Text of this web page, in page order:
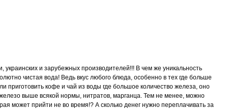
и зарубежных производителей!!! В чем же уникальность
чистая вода! Ведь вкус любого блюда, особенно в тех где больше
приготовить кофе и чай из воды где большое количество железа, оно
выше всякой нормы, нитратов, марганца. Тем не менее, можно
может прийти не во время!? А сколько денег нужно переплачивать за